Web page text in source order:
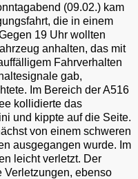
(09.02.) kam
die in einem
19 Uhr wollten
anhalten, das mit
Fahrverhalten
gab,
Im Bereich der A516
kollidierte das
und kippte auf die Seite.
von einem schweren
ausgegangen wurde. Im
leicht verletzt. Der
Verletzungen, ebenso